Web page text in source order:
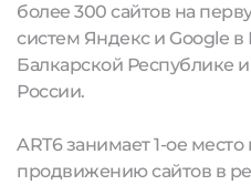
более 300 сайтов на
систем Яндекс и Google
Балкарской Республике
России.
ART6 занимает 1-ое
продвижению сайтов в